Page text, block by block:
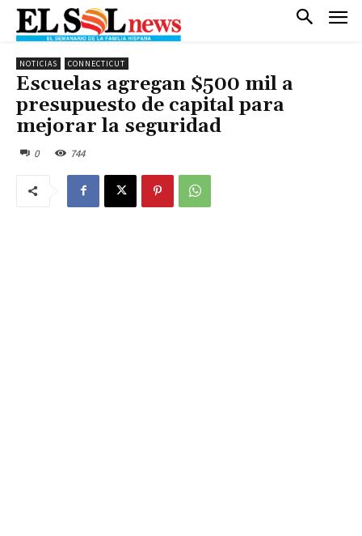
NOTICIAS CONNECTICUT
Escuelas agregan $500 mil a
presupuesto de capital para
mejorar la seguridad
0 744